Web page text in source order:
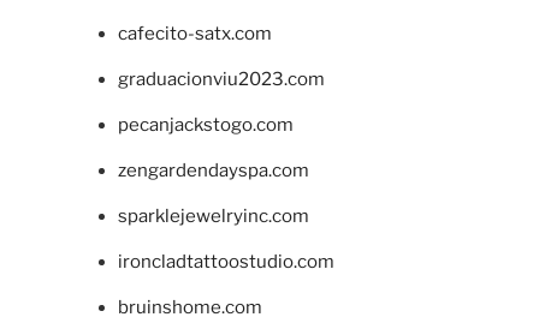
cafecito-satx.com
graduacionviu2023.com
pecanjackstogo.com
zengardendayspa.com
sparklejewelryinc.com
ironcladtattoostudio.com
bruinshome.com